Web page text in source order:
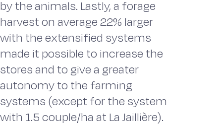
by the animals. Lastly, a forage
harvest on average 22% larger
with the extensified systems
made it possible to increase the
stores and to give a greater
autonomy to the farming
systems (except for the system
with 1.5 couple/ha at La Jaillière).